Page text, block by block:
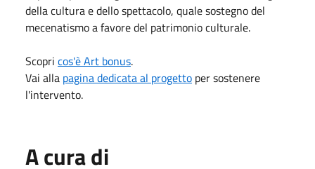
della cultura e dello spettacolo, quale sostegno del
mecenatismo a favore del patrimonio culturale.
Scopri cos'è Art bonus.
Vai alla pagina dedicata al progetto per sostenere
l'intervento.
A cura di